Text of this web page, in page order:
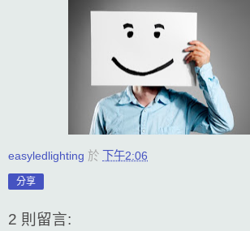
easyledlighting 於 下午2:06
分享
2 則留言: